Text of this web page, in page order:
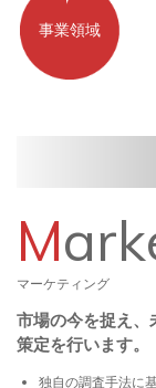
事業領域
M
マーケティング
市場の今を捉え
策定を行います。
独自の調査手法に